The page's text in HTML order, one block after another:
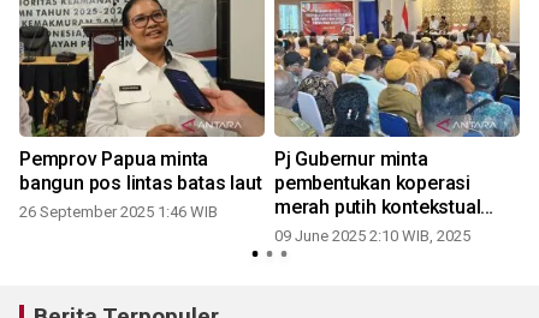
Pemprov Papua minta
bangun pos lintas batas laut
26 September 2025 1:46 WIB
Pj Gubernur minta
pembentukan koperasi
merah putih kontekstual
Papua
09 June 2025 2:10 WIB, 2025